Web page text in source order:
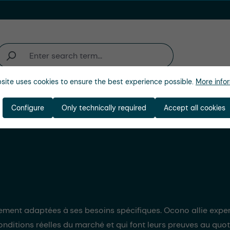
Entreprise
adaptées à ses besoins spécifiques. Ocono allie
réelles du marché et qui font leurs preuves au
uses cookies to ensure the best experience possible. More
Only technically required
Configure Accept all cookies